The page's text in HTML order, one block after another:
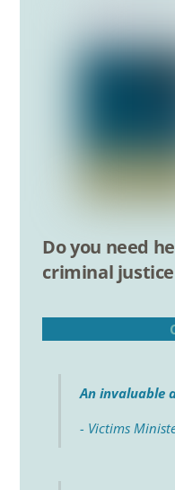
Do you need
criminal justice
An invaluable
- Victims